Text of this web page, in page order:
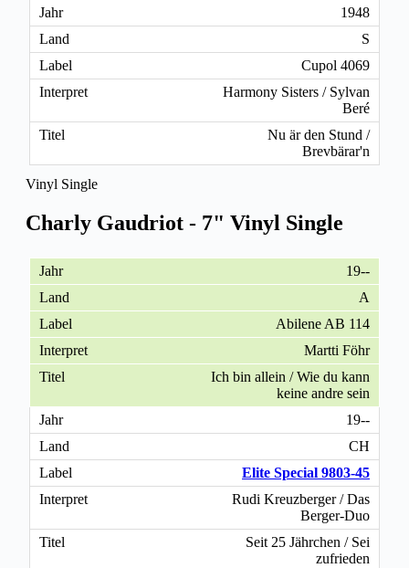
1948
S
Cupol 4069
Harmony Sisters / Sylvan
Beré
Nu är den Stund /
Brevbärar'n
Vinyl Single
Charly Gaudriot - 7" Vinyl Single
19--
A
Abilene AB 114
Martti Föhr
Ich bin allein / Wie du kann
keine andre sein
19--
CH
Elite Special 9803-45
Rudi Kreuzberger / Das
Berger-Duo
Seit 25 Jährchen / Sei
zufrieden